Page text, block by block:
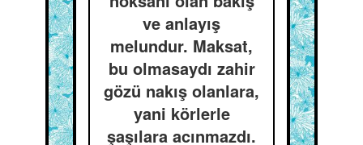
ve anlayış
melundur. Maksat,
bu olmasaydı zahir
gözü nakış olanlara,
yani körlerle
şaşılara acınmazdı.